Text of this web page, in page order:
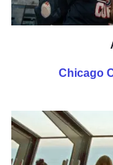
Chicago